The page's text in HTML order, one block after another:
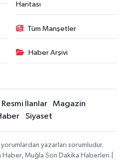
Haritası
Tüm Manşetler
Haber Arşivi
Resmi İlanlar
Magazin
Siyaset
yazarları sorumludur.
Haber, Muğla Son Dakika Haberleri |